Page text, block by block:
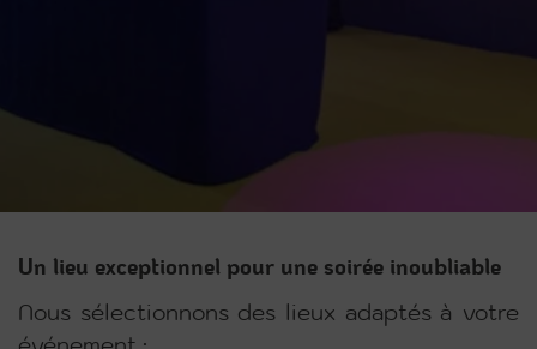
Un lieu exceptionnel pour une soirée inoubliable
Nous sélectionnons des lieux adaptés à votre